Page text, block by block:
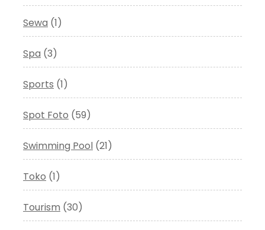
Sewa (1)
Spa (3)
Sports (1)
Spot Foto (59)
Swimming Pool (21)
Toko (1)
Tourism (30)